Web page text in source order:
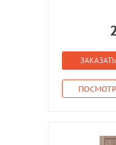
ЗАКАЗАТЬ